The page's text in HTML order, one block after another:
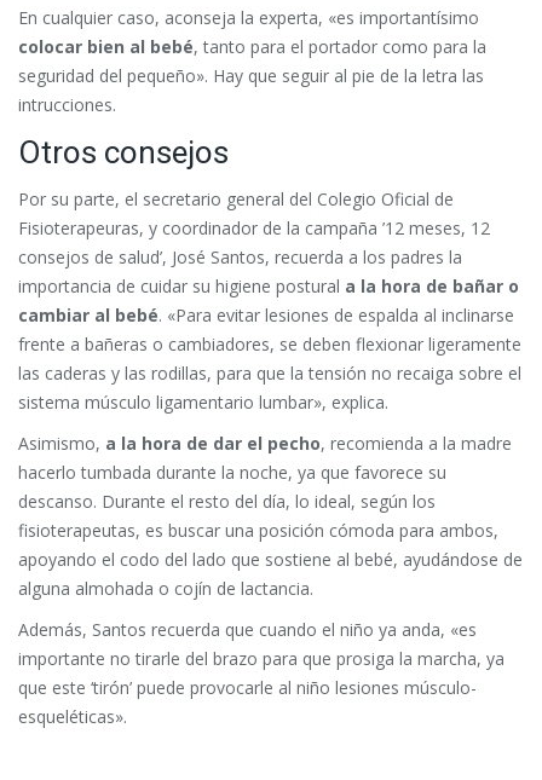
En cualquier caso, aconseja la experta, «es importantísimo
colocar bien al bebé, tanto para el portador como para la
seguridad del pequeño». Hay que seguir al pie de la letra las
intrucciones.
Otros consejos
Por su parte, el secretario general del Colegio Oficial de
Fisioterapeuras, y coordinador de la campaña ’12 meses, 12
consejos de salud’, José Santos, recuerda a los padres la
importancia de cuidar su higiene postural a la hora de bañar o
cambiar al bebé. «Para evitar lesiones de espalda al inclinarse
frente a bañeras o cambiadores, se deben flexionar ligeramente
las caderas y las rodillas, para que la tensión no recaiga sobre el
sistema músculo ligamentario lumbar», explica.
Asimismo, a la hora de dar el pecho, recomienda a la madre
hacerlo tumbada durante la noche, ya que favorece su
descanso. Durante el resto del día, lo ideal, según los
fisioterapeutas, es buscar una posición cómoda para ambos,
apoyando el codo del lado que sostiene al bebé, ayudándose de
alguna almohada o cojín de lactancia.
Además, Santos recuerda que cuando el niño ya anda, «es
importante no tirarle del brazo para que prosiga la marcha, ya
que este ‘tirón’ puede provocarle al niño lesiones músculo-
esqueléticas».